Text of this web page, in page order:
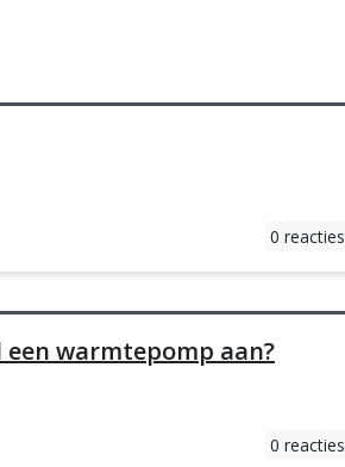
0 reacties
warmtepomp aan?
0 reacties